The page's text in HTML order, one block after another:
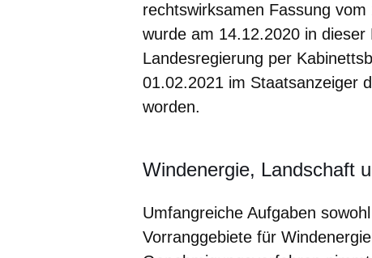
rechtswirksamen Fassung
wurde am 14.12.2020 in
Landesregierung per
01.02.2021 im Staatsanzeiger
worden.
Windenergie, Landschaft
Umfangreiche Aufgaben
Vorranggebiete für